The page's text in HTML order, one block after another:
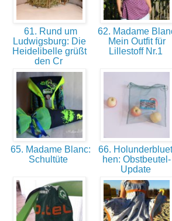
61. Rund um
Ludwigsburg: Die
Heidelibelle grüßt
den Cr
62. Madame
Mein Outfit für
Lillestoff Nr.1
65. Madame Blanc:
Schultüte
66.
hen: Obstbeutel-
Update